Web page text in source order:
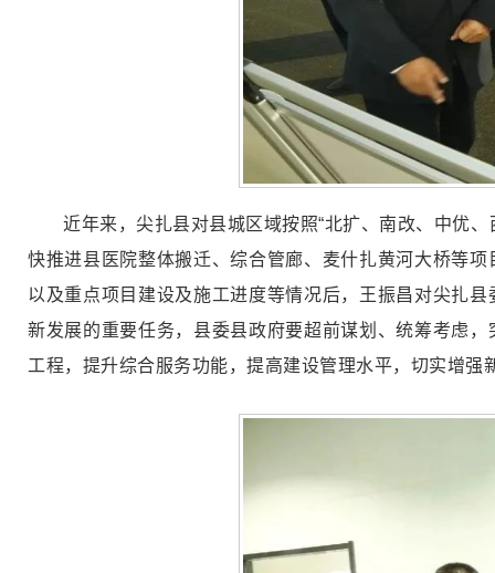
近年来，尖扎县对县城区域按照“北扩、南改、中优
快推进县医院整体搬迁、综合管廊、麦什扎黄河大桥等
以及重点项目建设及施工进度等情况后，王振昌对尖扎
新发展的重要任务，县委县政府要超前谋划、统筹考虑
工程，提升综合服务功能，提高建设管理水平，切实增